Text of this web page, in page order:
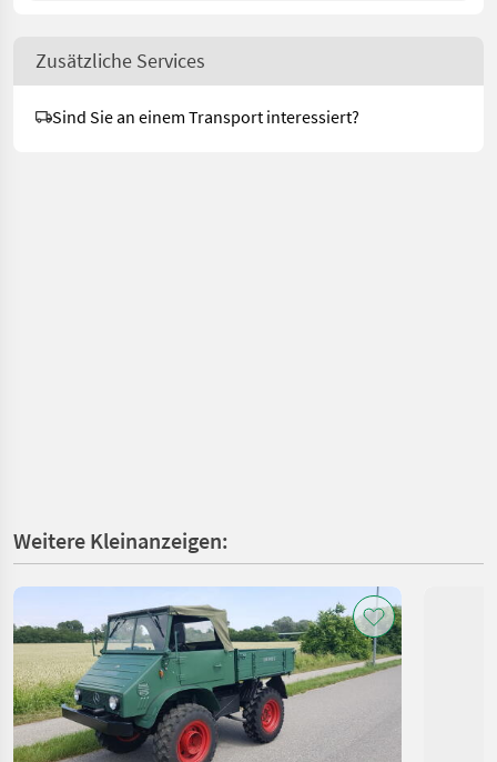
Zusätzliche Services
Sind Sie an einem Transport interessiert?
Weitere Kleinanzeigen: